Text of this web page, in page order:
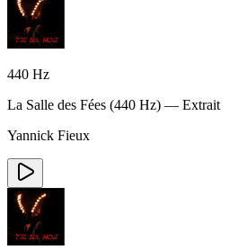
440 Hz
La Salle des Fées (440 Hz) — Extrait
Yannick Fieux